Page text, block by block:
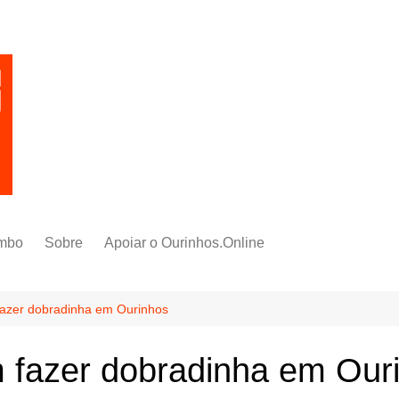
Sobre Apoiar o Ourinhos.Online
dobradinha em Ourinhos
fazer dobradinha em